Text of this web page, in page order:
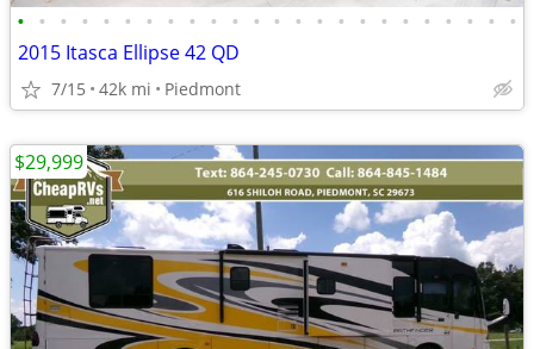
• • • • • • • • • • • • • • • • • • • • • • • •
2015 Itasca Ellipse 42 QD
7/15 42k mi Piedmont
$29,999